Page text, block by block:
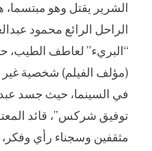
الشرير يقتل وهو مبتسما،
الراحل الرائع محمود
“البريء” لعاطف الطيب،
(مؤلف الفيلم) شخصية غير
في السينما، حيث جسد
توفيق شركس”، قائد
مثقفين وسجناء رأي